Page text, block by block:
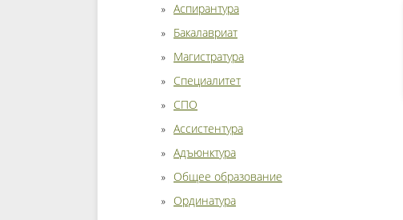
Аспирантура
Бакалавриат
Магистратура
Специалитет
СПО
Ассистентура
Адъюнктура
Общее образование
Ординатура